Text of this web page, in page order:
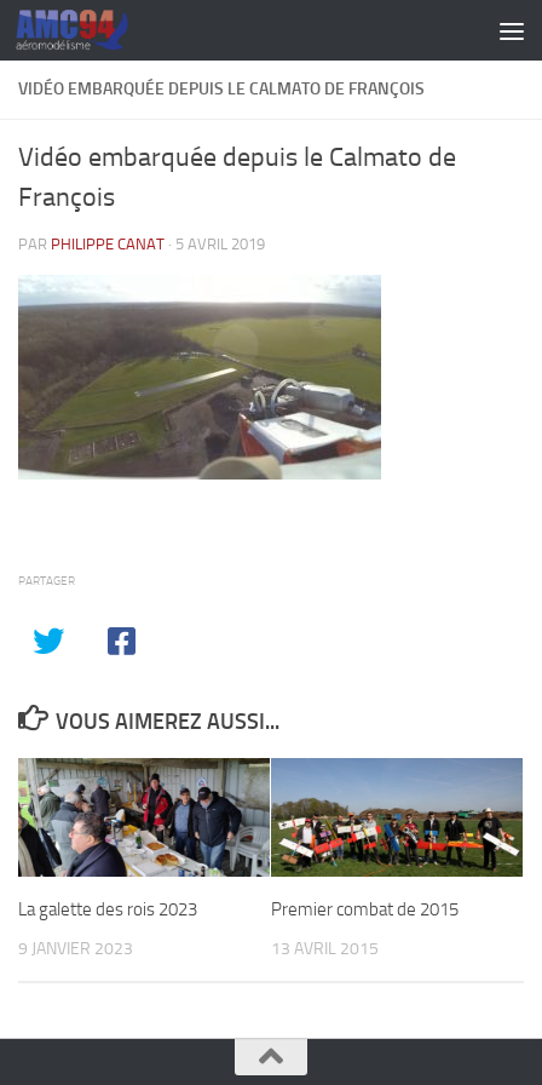
Skip to content
VIDÉO EMBARQUÉE DEPUIS LE CALMATO DE FRANÇOIS
Vidéo embarquée depuis le Calmato de
François
PAR PHILIPPE CANAT · 5 AVRIL 2019
PARTAGER
VOUS AIMEREZ AUSSI...
La galette des rois 2023
9 JANVIER 2023
Premier combat de 2015
13 AVRIL 2015